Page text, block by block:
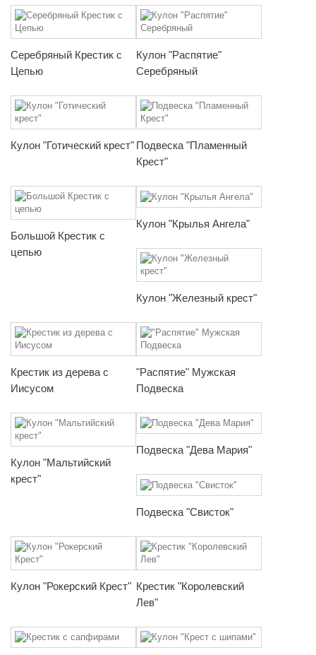
Серебряный Крестик с
Цепью
Кулон "Распятие"
Серебряный
Кулон "Готический крест" Подвеска "Пламенный
Крест"
Большой Крестик с
цепью
Кулон "Крылья Ангела"
Кулон "Железный крест"
Крестик из дерева с
Иисусом
"Распятие" Мужская
Подвеска
Кулон "Мальтийский
крест"
Подвеска "Дева Мария"
Подвеска "Свисток"
Кулон "Рокерский Крест" Крестик "Королевский
Лев"